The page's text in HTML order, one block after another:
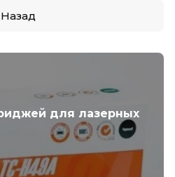
для лазерных
Назад